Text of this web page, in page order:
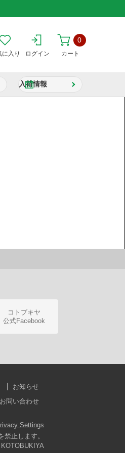
に入り ログイン カート
0
入荷情報
コトブキヤ
公式Facebook
お知らせ
お問い合わせ
Settings
止します。